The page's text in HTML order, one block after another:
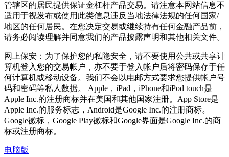
管辖区的居民提供保证金杠杆产品交易。请注意本网站信息不
适用于视发布或使用此类信息违反当地法律法规的任何国家/
地区的任何居民。在您决定交易或继续持有任何金融产品前，
请务必阅读理解并同意我们的产品披露声明和其他相关文件。
网上保安：为了保护您的私隐安全，请不要使用公共或共享计
算机登入您的交易帐户，亦不要于登入帐户后将密码保存于任
何计算机或移动设备。我们不会以电邮方式要求您提供帐户号
码和密码等私人数据。 Apple，iPad，iPhone和iPod touch是
Apple Inc.的注册商标并在美国和其他国家注册。App Store是
Apple Inc.的服务标志，Android是Google Inc.的注册商标。
Google徽标，Google Play徽标和Google界面是Google Inc.的商
标或注册商标。
电脑版